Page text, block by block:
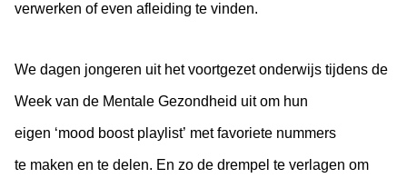
verwerken of even afleiding te vinden.
We dagen jongeren uit het voortgezet onderwijs tijdens de
Week van de Mentale Gezondheid uit om hun
eigen ‘mood boost playlist’ met favoriete nummers
te maken en te delen. En zo de drempel te verlagen om